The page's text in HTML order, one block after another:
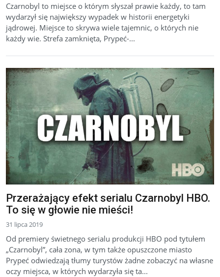
Czarnobyl to miejsce o którym słyszał prawie każdy, to tam
wydarzył się największy wypadek w historii energetyki
jądrowej. Miejsce to skrywa wiele tajemnic, o których nie
każdy wie. Strefa zamknięta, Prypeć-...
Przerażający efekt serialu Czarnobyl HBO.
To się w głowie nie mieści!
31 lipca 2019
Od premiery świetnego serialu produkcji HBO pod tytułem
„Czarnobyl”, cała zona, w tym także opuszczone miasto
Prypeć odwiedzają tłumy turystów żadne zobaczyć na własne
oczy miejsca, w których wydarzyła się ta...